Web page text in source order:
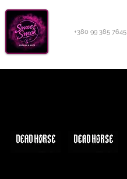
+380 99 385 7645